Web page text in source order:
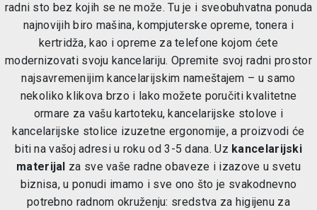
radni sto bez kojih se ne može. Tu je i sveobuhvatna ponuda
najnovijih biro mašina, kompjuterske opreme, tonera i
kertridža, kao i opreme za telefone kojom ćete
modernizovati svoju kancelariju. Opremite svoj radni prostor
najsavremenijim kancelarijskim nameštajem – u samo
nekoliko klikova brzo i lako možete poručiti kvalitetne
ormare za vašu kartoteku, kancelarijske stolove i
kancelarijske stolice izuzetne ergonomije, a proizvodi će
biti na vašoj adresi u roku od 3-5 dana. Uz kancelarijski
materijal za sve vaše radne obaveze i izazove u svetu
biznisa, u ponudi imamo i sve ono što je svakodnevno
potrebno radnom okruženju: sredstva za higijenu za